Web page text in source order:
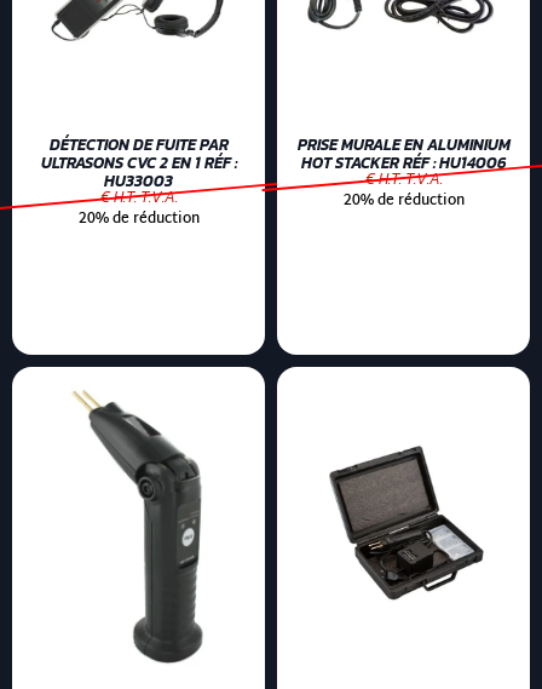
DÉTECTION DE FUITE PAR
ULTRASONS CVC 2 EN 1 RÉF :
HU33003
€ H.T. T.V.A.
20% de réduction
PRISE MURALE EN ALUMINIUM
HOT STACKER RÉF : HU14006
€ H.T. T.V.A.
20% de réduction